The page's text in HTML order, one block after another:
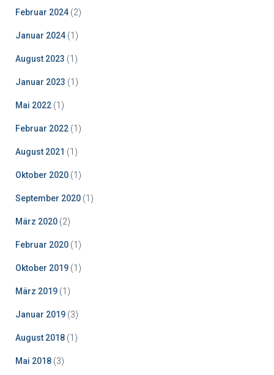
Februar 2024 (2)
Januar 2024 (1)
August 2023 (1)
Januar 2023 (1)
Mai 2022 (1)
Februar 2022 (1)
August 2021 (1)
Oktober 2020 (1)
September 2020 (1)
März 2020 (2)
Februar 2020 (1)
Oktober 2019 (1)
März 2019 (1)
Januar 2019 (3)
August 2018 (1)
Mai 2018 (3)